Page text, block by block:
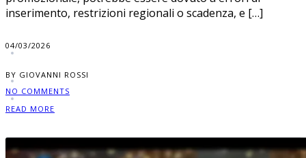
inserimento, restrizioni regionali o scadenza, e […]
04/03/2026
BY GIOVANNI ROSSI
NO COMMENTS
READ MORE